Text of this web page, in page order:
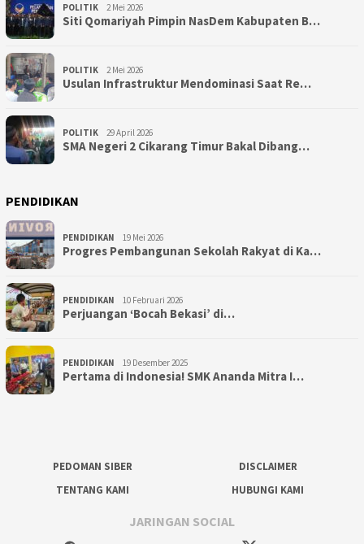
POLITIK 2 Mei 2026
Siti Qomariyah Pimpin NasDem Kabupaten B…
POLITIK 2 Mei 2026
Usulan Infrastruktur Mendominasi Saat Re…
POLITIK 29 April 2026
SMA Negeri 2 Cikarang Timur Bakal Dibang…
PENDIDIKAN
PENDIDIKAN 19 Mei 2026
Progres Pembangunan Sekolah Rakyat di Ka…
PENDIDIKAN 10 Februari 2026
Perjuangan ‘Bocah Bekasi’ di…
PENDIDIKAN 19 Desember 2025
Pertama di Indonesia! SMK Ananda Mitra I…
PEDOMAN SIBER
DISCLAIMER
TENTANG KAMI
HUBUNGI KAMI
JARINGAN SOCIAL